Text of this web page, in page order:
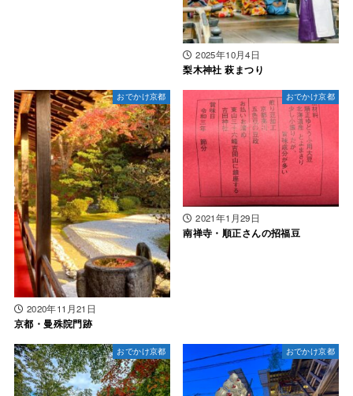
2025年10月4日
梨木神社 萩まつり
おでかけ京都
2020年11月21日
京都・曼殊院門跡
おでかけ京都
2021年1月29日
南禅寺・順正さんの招福豆
おでかけ京都 おでかけ京都